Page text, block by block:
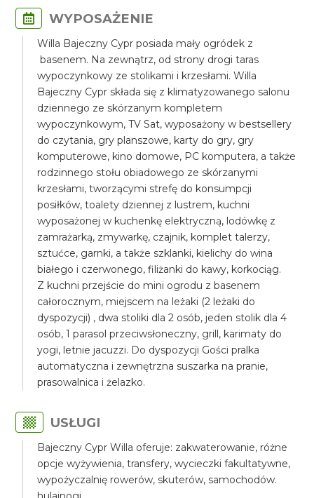
WYPOSAŻENIE
Willa Bajeczny Cypr posiada mały ogródek z
basenem. Na zewnątrz, od strony drogi taras
wypoczynkowy ze stolikami i krzesłami. Willa
Bajeczny Cypr składa się z klimatyzowanego salonu
dziennego ze skórzanym kompletem
wypoczynkowym, TV Sat, wyposażony w bestsellery
do czytania, gry planszowe, karty do gry, gry
komputerowe, kino domowe, PC komputera, a także
rodzinnego stołu obiadowego ze skórzanymi
krzesłami, tworzącymi strefę do konsumpcji
posiłków, toalety dziennej z lustrem, kuchni
wyposażonej w kuchenkę elektryczną, lodówkę z
zamrażarką, zmywarkę, czajnik, komplet talerzy,
sztućce, garnki, a także szklanki, kielichy do wina
białego i czerwonego, filiżanki do kawy, korkociąg.
Z kuchni przejście do mini ogrodu z basenem
całorocznym, miejscem na leżaki (2 leżaki do
dyspozycji) , dwa stoliki dla 2 osób, jeden stolik dla 4
osób, 1 parasol przeciwsłoneczny, grill, karimaty do
yogi, letnie jacuzzi. Do dyspozycji Gości pralka
automatyczna i zewnętrzna suszarka na pranie,
prasowalnica i żelazko.
USŁUGI
Bajeczny Cypr Willa oferuje: zakwaterowanie, różne
opcje wyżywienia, transfery, wycieczki fakultatywne,
wypożyczalnię rowerów, skuterów, samochodów.